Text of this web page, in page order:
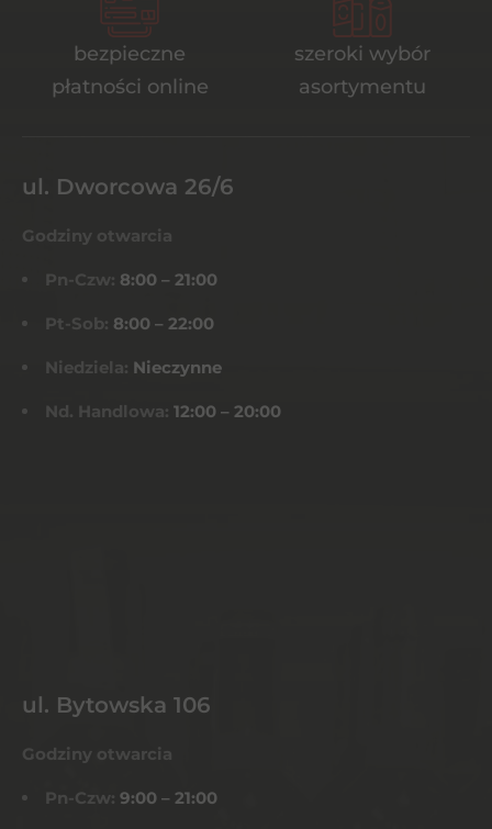
bezpieczne
płatności online
szeroki wybór
asortymentu
ul. Dworcowa 26/6
Godziny otwarcia
Pn-Czw: 8:00 – 21:00
Pt-Sob: 8:00 – 22:00
Niedziela: Nieczynne
Nd. Handlowa: 12:00 – 20:00
ul. Bytowska 106
Godziny otwarcia
Pn-Czw: 9:00 – 21:00